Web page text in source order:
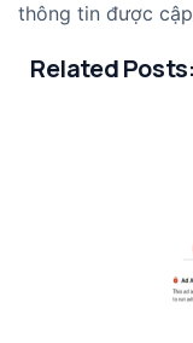
thông tin được
Related Posts: